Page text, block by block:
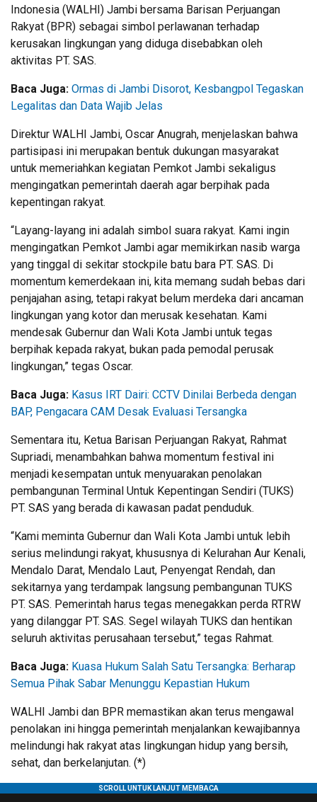
Indonesia (WALHI) Jambi bersama Barisan Perjuangan
Rakyat (BPR) sebagai simbol perlawanan terhadap
kerusakan lingkungan yang diduga disebabkan oleh
aktivitas PT. SAS.
Baca Juga: Ormas di Jambi Disorot, Kesbangpol Tegaskan
Legalitas dan Data Wajib Jelas
Direktur WALHI Jambi, Oscar Anugrah, menjelaskan bahwa
partisipasi ini merupakan bentuk dukungan masyarakat
untuk memeriahkan kegiatan Pemkot Jambi sekaligus
mengingatkan pemerintah daerah agar berpihak pada
kepentingan rakyat.
“Layang-layang ini adalah simbol suara rakyat. Kami ingin
mengingatkan Pemkot Jambi agar memikirkan nasib warga
yang tinggal di sekitar stockpile batu bara PT. SAS. Di
momentum kemerdekaan ini, kita memang sudah bebas dari
penjajahan asing, tetapi rakyat belum merdeka dari ancaman
lingkungan yang kotor dan merusak kesehatan. Kami
mendesak Gubernur dan Wali Kota Jambi untuk tegas
berpihak kepada rakyat, bukan pada pemodal perusak
lingkungan,” tegas Oscar.
Baca Juga: Kasus IRT Dairi: CCTV Dinilai Berbeda dengan
BAP, Pengacara CAM Desak Evaluasi Tersangka
Sementara itu, Ketua Barisan Perjuangan Rakyat, Rahmat
Supriadi, menambahkan bahwa momentum festival ini
menjadi kesempatan untuk menyuarakan penolakan
pembangunan Terminal Untuk Kepentingan Sendiri (TUKS)
PT. SAS yang berada di kawasan padat penduduk.
“Kami meminta Gubernur dan Wali Kota Jambi untuk lebih
serius melindungi rakyat, khususnya di Kelurahan Aur Kenali,
Mendalo Darat, Mendalo Laut, Penyengat Rendah, dan
sekitarnya yang terdampak langsung pembangunan TUKS
PT. SAS. Pemerintah harus tegas menegakkan perda RTRW
yang dilanggar PT. SAS. Segel wilayah TUKS dan hentikan
seluruh aktivitas perusahaan tersebut,” tegas Rahmat.
Baca Juga: Kuasa Hukum Salah Satu Tersangka: Berharap
Semua Pihak Sabar Menunggu Kepastian Hukum
WALHI Jambi dan BPR memastikan akan terus mengawal
penolakan ini hingga pemerintah menjalankan kewajibannya
melindungi hak rakyat atas lingkungan hidup yang bersih,
sehat, dan berkelanjutan. (*)